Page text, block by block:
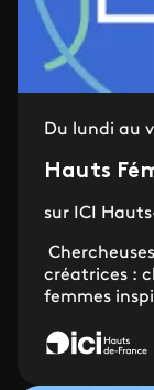
Du lundi au
Hauts
sur ICI
créatrices :
femmes